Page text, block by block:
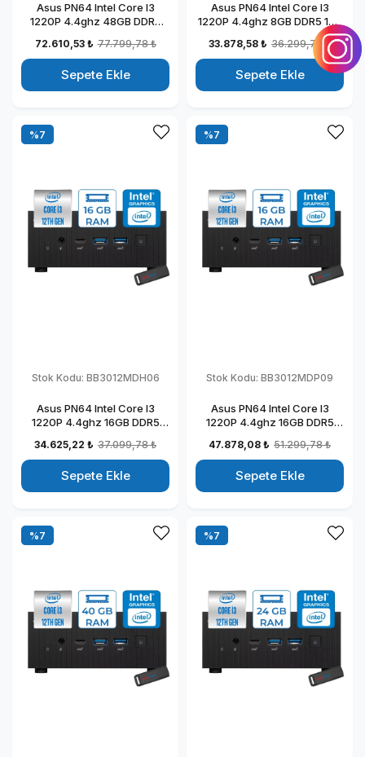
Asus PN64 Intel Core I3
1220P 4.4ghz 48GB DDR5
Graphics Windows 11 Pro
Kurumsal Mini Bilgisayar
BB3012MDP29
72.610,53 ₺ 77.799,78 ₺
Sepete Ekle
Asus PN64 Intel Core I3
1220P 4.4ghz 8GB DDR5 1TB
SSD Intel UHD Graphics
Windows 11 Pro Kurumsal
Mini Bilgisayar BB3012MDP03
33.878,58 ₺ 36.299,78 ₺
Sepete Ekle
Stok Kodu: BB3012MDH06
Asus PN64 Intel Core I3
1220P 4.4ghz 16GB DDR5
Graphics Windows 11 Home
Kurumsal Mini Bilgisayar
BB3012MDH06
34.625,22 ₺ 37.099,78 ₺
Sepete Ekle
%7
Stok Kodu: BB3012MDP09
Asus PN64 Intel Core I3
1220P 4.4ghz 16GB DDR5
Windows 11 Pro Kurumsal
Mini Bilgisayar BB3012MDP09
47.878,08 ₺ 51.299,78 ₺
Sepete Ekle
%7
%7 %7